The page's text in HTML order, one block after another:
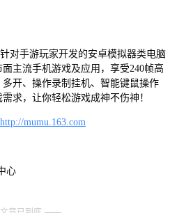
手游玩家开发的安卓模拟器类电脑
主流手机游戏及应用，享受240帧高
开、操作录制挂机、智能键鼠操作
求，让你轻松游戏成神不伤神！
http://mumu.163.com
心